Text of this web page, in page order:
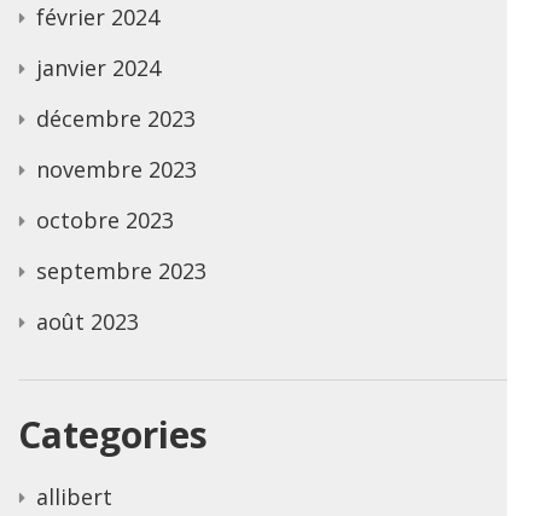
février 2024
janvier 2024
décembre 2023
novembre 2023
octobre 2023
septembre 2023
août 2023
Categories
allibert